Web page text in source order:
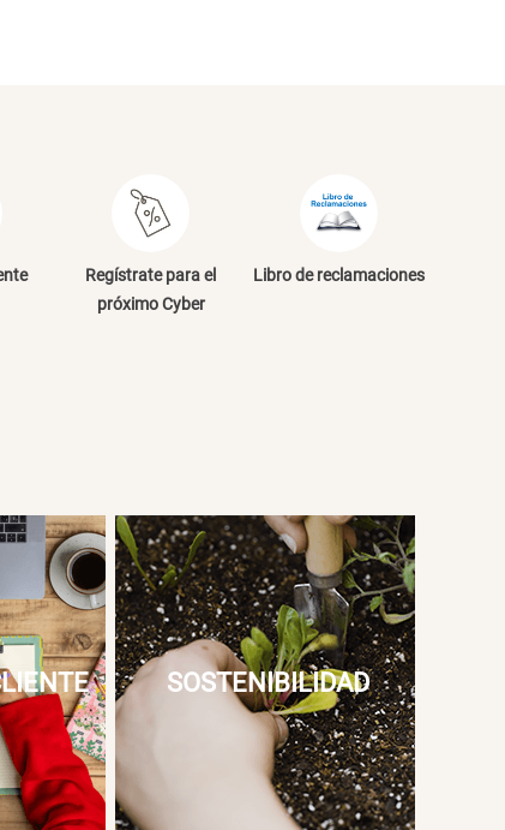
Regístrate para el
próximo Cyber
Libro de reclamaciones
SOSTENIBILIDAD